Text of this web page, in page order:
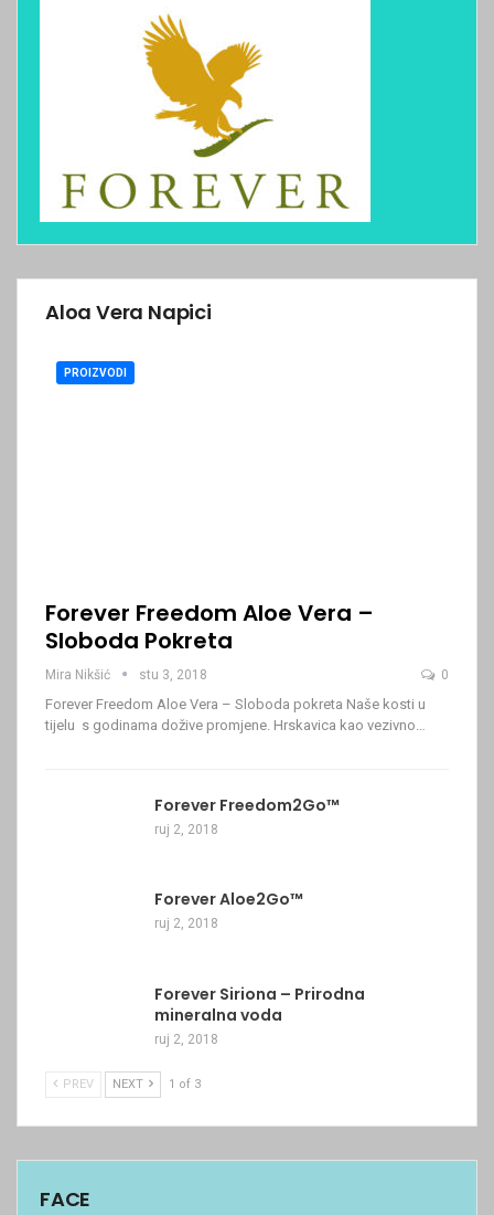
Aloa Vera Napici
PROIZVODI
Forever Freedom Aloe Vera –
Sloboda Pokreta
Mira Nikšić stu 3, 2018 0
Forever Freedom Aloe Vera – Sloboda pokreta Naše kosti u
tijelu s godinama dožive promjene. Hrskavica kao vezivno…
Forever Freedom2Go™
ruj 2, 2018
Forever Aloe2Go™
ruj 2, 2018
Forever Siriona – Prirodna
mineralna voda
ruj 2, 2018
PREV NEXT 1 of 3
FACE